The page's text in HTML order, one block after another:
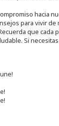
hacia
para vivir de
que cada
Si